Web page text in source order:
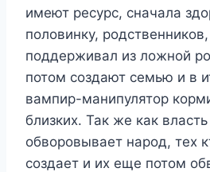
имеют ресурс, сначала
половинку,
поддерживал из ложной
потом создают семью и в
вампир-манипулятор
близких. Так же как
обворовывает народ, тех
создает и их еще потом